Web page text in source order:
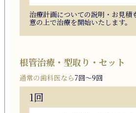
治療計画についての説明・お見積
意の上で治療を開始いたします。
根管治療 型取り セット
通常の歯科医なら7回〜9回
1回